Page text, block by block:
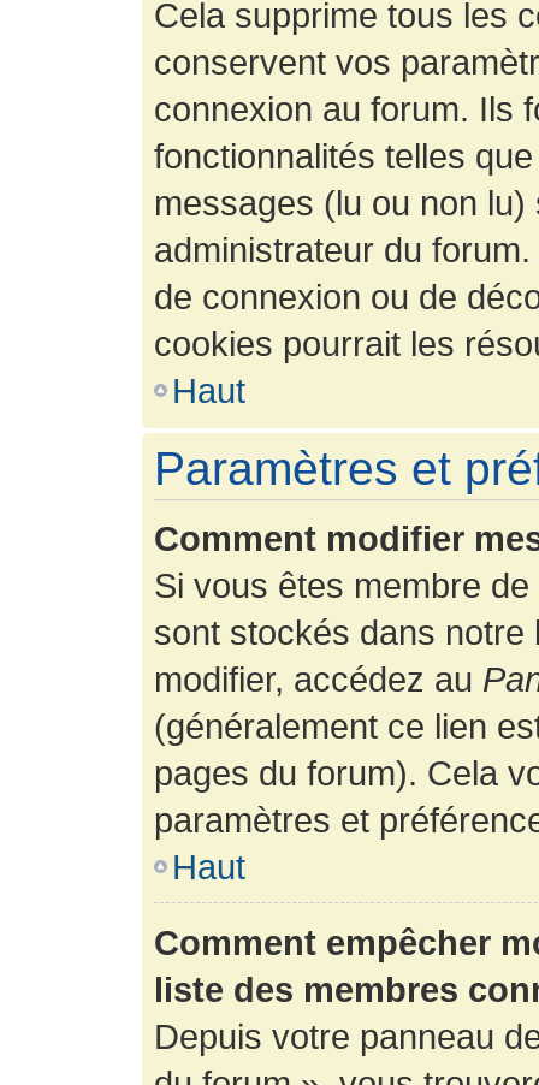
Cela supprime tous les
conservent vos
connexion au forum. Ils
fonctionnalités telles
messages (lu ou non
administrateur du
de connexion ou de
cookies pourrait les
Haut
Paramètres et
Comment modifier
Si vous êtes membre
sont stockés dans
modifier, accédez au
(généralement ce lien
pages du forum). Cela
paramètres et
Haut
Comment empêcher
liste des membres
Depuis votre panneau